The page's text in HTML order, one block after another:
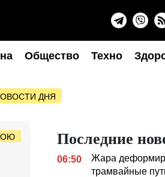
Общество Техно
ДНЯ
Последние
06:50
Жара
трамвайные